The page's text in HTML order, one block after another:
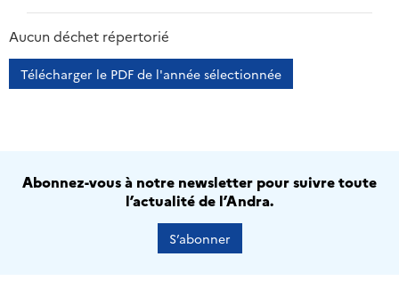
2013 2014
Aucun déchet répertorié
Télécharger le PDF de l'année sélectionnée
Abonnez-vous à notre newsletter pour suivre toute
l’actualité de l’Andra.
S’abonner